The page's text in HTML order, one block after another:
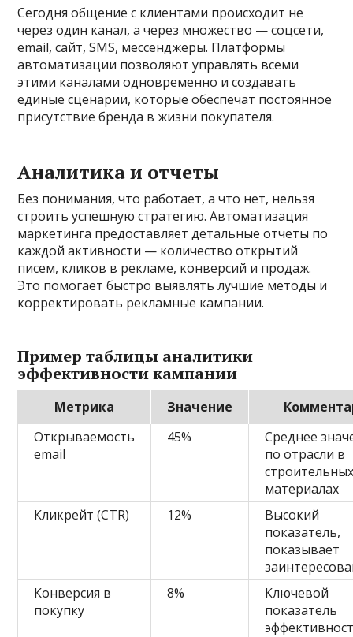
Сегодня общение с клиентами происходит не
через один канал, а через множество — соцсети,
email, сайт, SMS, мессенджеры. Платформы
автоматизации позволяют управлять всеми
этими каналами одновременно и создавать
единые сценарии, которые обеспечат постоянное
присутствие бренда в жизни покупателя.
Аналитика и отчеты
Без понимания, что работает, а что нет, нельзя
строить успешную стратегию. Автоматизация
маркетинга предоставляет детальные отчеты по
каждой активности — количество открытий
писем, кликов в рекламе, конверсий и продаж.
Это помогает быстро выявлять лучшие методы и
корректировать рекламные кампании.
Пример таблицы аналитики
эффективности кампании
Метрика Значение
Открываемость
email
45%
Среднее
по отрасли в
материалах
Кликрейт (CTR)
12%
Высокий
показатель,
показывает
Конверсия в
покупку
8%
Ключевой
показатель